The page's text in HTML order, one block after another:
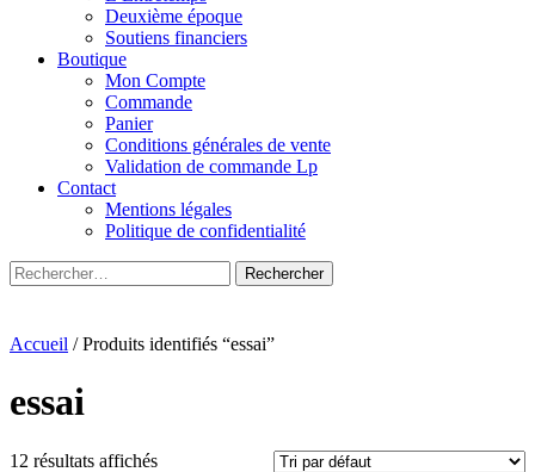
Deuxième époque
Soutiens financiers
Boutique
Mon Compte
Commande
Panier
Conditions générales de vente
Validation de commande Lp
Contact
Mentions légales
Politique de confidentialité
Rechercher :
Accueil / Produits identifiés “essai”
essai
12 résultats affichés